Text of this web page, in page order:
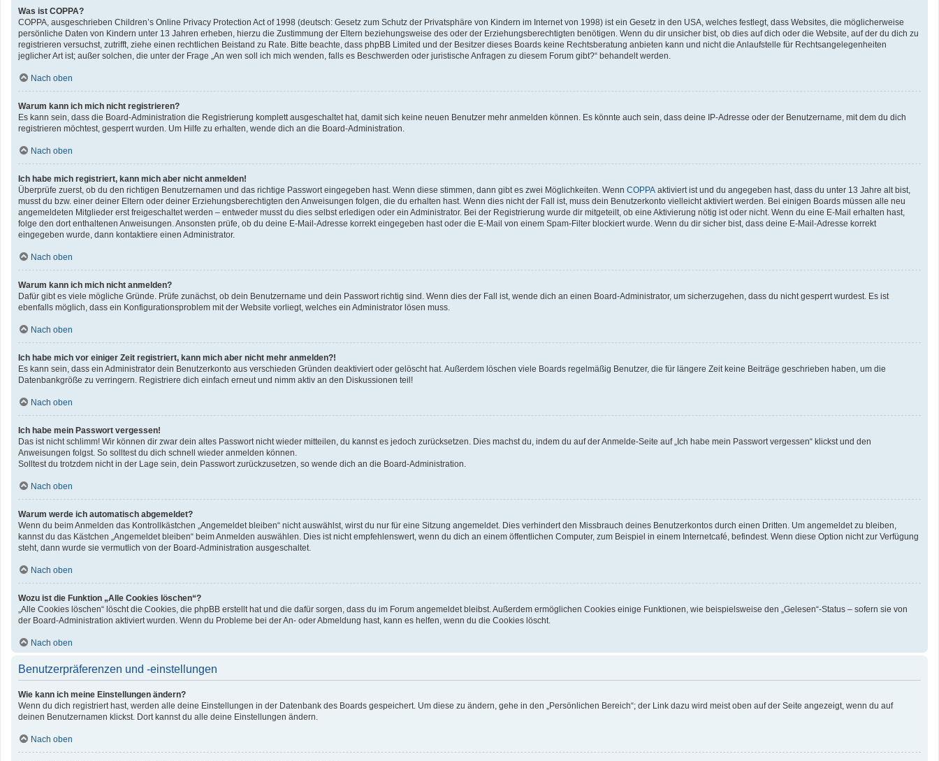
Was ist COPPA?
COPPA, ausgeschrieben Children’s Online Privacy Protection Act of 1998 (deutsch: Gesetz zum Schutz der Privatsphäre von Kindern im Internet von 1998) ist ein Gesetz in den USA, welches festlegt, dass Websites, die möglicherweise
persönliche Daten von Kindern unter 13 Jahren erheben, hierzu die Zustimmung der Eltern beziehungsweise des oder der Erziehungsberechtigten benötigen. Wenn du dir unsicher bist, ob dies auf dich oder die Website, auf der du dich zu
registrieren versuchst, zutrifft, ziehe einen rechtlichen Beistand zu Rate. Bitte beachte, dass phpBB Limited und der Besitzer dieses Boards keine Rechtsberatung anbieten kann und nicht die Anlaufstelle für Rechtsangelegenheiten
jeglicher Art ist; außer solchen, die unter der Frage „An wen soll ich mich wenden, falls es Beschwerden oder juristische Anfragen zu diesem Forum gibt?“ behandelt werden.
Nach oben
Warum kann ich mich nicht registrieren?
Es kann sein, dass die Board-Administration die Registrierung komplett ausgeschaltet hat, damit sich keine neuen Benutzer mehr anmelden können. Es könnte auch sein, dass deine IP-Adresse oder der Benutzername, mit dem du dich
registrieren möchtest, gesperrt wurden. Um Hilfe zu erhalten, wende dich an die Board-Administration.
Nach oben
Ich habe mich registriert, kann mich aber nicht anmelden!
Überprüfe zuerst, ob du den richtigen Benutzernamen und das richtige Passwort eingegeben hast. Wenn diese stimmen, dann gibt es zwei Möglichkeiten. Wenn COPPA aktiviert ist und du angegeben hast, dass du unter 13 Jahre alt bist,
musst du bzw. einer deiner Eltern oder deiner Erziehungsberechtigten den Anweisungen folgen, die du erhalten hast. Wenn dies nicht der Fall ist, muss dein Benutzerkonto vielleicht aktiviert werden. Bei einigen Boards müssen alle neu
angemeldeten Mitglieder erst freigeschaltet werden – entweder musst du dies selbst erledigen oder ein Administrator. Bei der Registrierung wurde dir mitgeteilt, ob eine Aktivierung nötig ist oder nicht. Wenn du eine E-Mail erhalten hast,
folge den dort enthaltenen Anweisungen. Ansonsten prüfe, ob du deine E-Mail-Adresse korrekt eingegeben hast oder die E-Mail von einem Spam-Filter blockiert wurde. Wenn du dir sicher bist, dass deine E-Mail-Adresse korrekt
eingegeben wurde, dann kontaktiere einen Administrator.
Nach oben
Warum kann ich mich nicht anmelden?
Dafür gibt es viele mögliche Gründe. Prüfe zunächst, ob dein Benutzername und dein Passwort richtig sind. Wenn dies der Fall ist, wende dich an einen Board-Administrator, um sicherzugehen, dass du nicht gesperrt wurdest. Es ist
ebenfalls möglich, dass ein Konfigurationsproblem mit der Website vorliegt, welches ein Administrator lösen muss.
Nach oben
Ich habe mich vor einiger Zeit registriert, kann mich aber nicht mehr anmelden?!
Es kann sein, dass ein Administrator dein Benutzerkonto aus verschieden Gründen deaktiviert oder gelöscht hat. Außerdem löschen viele Boards regelmäßig Benutzer, die für längere Zeit keine Beiträge geschrieben haben, um die
Datenbankgröße zu verringern. Registriere dich einfach erneut und nimm aktiv an den Diskussionen teil!
Nach oben
Ich habe mein Passwort vergessen!
Das ist nicht schlimm! Wir können dir zwar dein altes Passwort nicht wieder mitteilen, du kannst es jedoch zurücksetzen. Dies machst du, indem du auf der Anmelde-Seite auf „Ich habe mein Passwort vergessen“ klickst und den
Anweisungen folgst. So solltest du dich schnell wieder anmelden können.
Solltest du trotzdem nicht in der Lage sein, dein Passwort zurückzusetzen, so wende dich an die Board-Administration.
Nach oben
Warum werde ich automatisch abgemeldet?
Wenn du beim Anmelden das Kontrollkästchen „Angemeldet bleiben“ nicht auswählst, wirst du nur für eine Sitzung angemeldet. Dies verhindert den Missbrauch deines Benutzerkontos durch einen Dritten. Um angemeldet zu bleiben,
kannst du das Kästchen „Angemeldet bleiben“ beim Anmelden auswählen. Dies ist nicht empfehlenswert, wenn du dich an einem öffentlichen Computer, zum Beispiel in einem Internetcafé, befindest. Wenn diese Option nicht zur Verfügung
steht, dann wurde sie vermutlich von der Board-Administration ausgeschaltet.
Nach oben
Wozu ist die Funktion „Alle Cookies löschen“?
„Alle Cookies löschen“ löscht die Cookies, die phpBB erstellt hat und die dafür sorgen, dass du im Forum angemeldet bleibst. Außerdem ermöglichen Cookies einige Funktionen, wie beispielsweise den „Gelesen“-Status – sofern sie von
der Board-Administration aktiviert wurden. Wenn du Probleme bei der An- oder Abmeldung hast, kann es helfen, wenn du die Cookies löscht.
Nach oben
Benutzerpräferenzen und -einstellungen
Wie kann ich meine Einstellungen ändern?
Wenn du dich registriert hast, werden alle deine Einstellungen in der Datenbank des Boards gespeichert. Um diese zu ändern, gehe in den „Persönlichen Bereich“; der Link dazu wird meist oben auf der Seite angezeigt, wenn du auf
deinen Benutzernamen klickst. Dort kannst du alle deine Einstellungen ändern.
Nach oben